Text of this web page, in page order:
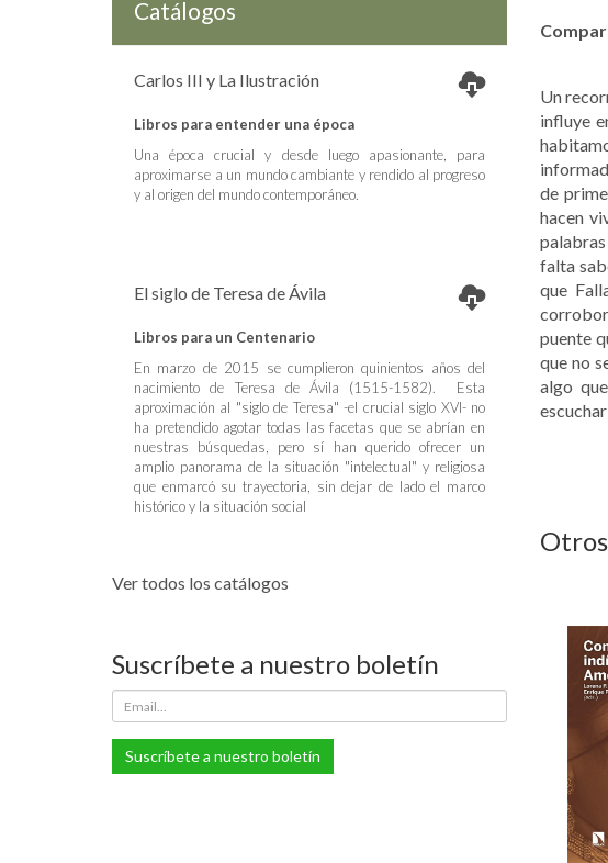
Catálogos
Carlos III y La Ilustración
Libros para entender una época
Una época crucial y desde luego apasionante, para
aproximarse a un mundo cambiante y rendido al progreso
y al origen del mundo contemporáneo.
El siglo de Teresa de Ávila
Libros para un Centenario
En marzo de 2015 se cumplieron quinientos años del
nacimiento de Teresa de Ávila (1515-1582). Esta
aproximación al "siglo de Teresa" -el crucial siglo XVI- no
ha pretendido agotar todas las facetas que se abrían en
nuestras búsquedas, pero sí han querido ofrecer un
amplio panorama de la situación "intelectual" y religiosa
que enmarcó su trayectoria, sin dejar de lado el marco
histórico y la situación social
Ver todos los catálogos
Suscríbete a nuestro boletín
Suscríbete a nuestro boletín
Un
influye
de
hacen
palabras
falta
que
puente
que no
algo